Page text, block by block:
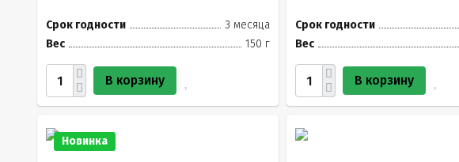
Срок годности
3 месяца
Вес
150 г
В корзину
Срок годности
Вес
В корзину
Новинка